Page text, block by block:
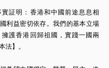
証明：香港和中國前途息息相
利益密切依存。我們的基本立場
護香港回歸祖國，實踐一國兩
法】。